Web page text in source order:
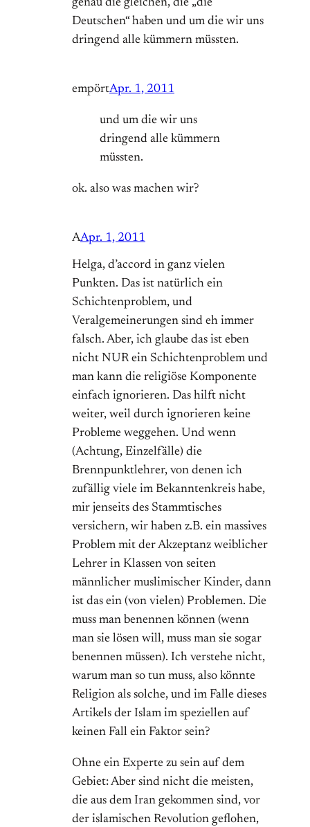
genau die gleichen, die „die
Deutschen“ haben und um die wir uns
dringend alle kümmern müssten.
empörtApr. 1, 2011
und um die wir uns
dringend alle kümmern
müssten.
ok. also was machen wir?
AApr. 1, 2011
Helga, d’accord in ganz vielen
Punkten. Das ist natürlich ein
Schichtenproblem, und
Veralgemeinerungen sind eh immer
falsch. Aber, ich glaube das ist eben
nicht NUR ein Schichtenproblem und
man kann die religiöse Komponente
einfach ignorieren. Das hilft nicht
weiter, weil durch ignorieren keine
Probleme weggehen. Und wenn
(Achtung, Einzelfälle) die
Brennpunktlehrer, von denen ich
zufällig viele im Bekanntenkreis habe,
mir jenseits des Stammtisches
versichern, wir haben z.B. ein massives
Problem mit der Akzeptanz weiblicher
Lehrer in Klassen von seiten
männlicher muslimischer Kinder, dann
ist das ein (von vielen) Problemen. Die
muss man benennen können (wenn
man sie lösen will, muss man sie sogar
benennen müssen). Ich verstehe nicht,
warum man so tun muss, also könnte
Religion als solche, und im Falle dieses
Artikels der Islam im speziellen auf
keinen Fall ein Faktor sein?
Ohne ein Experte zu sein auf dem
Gebiet: Aber sind nicht die meisten,
die aus dem Iran gekommen sind, vor
der islamischen Revolution geflohen,